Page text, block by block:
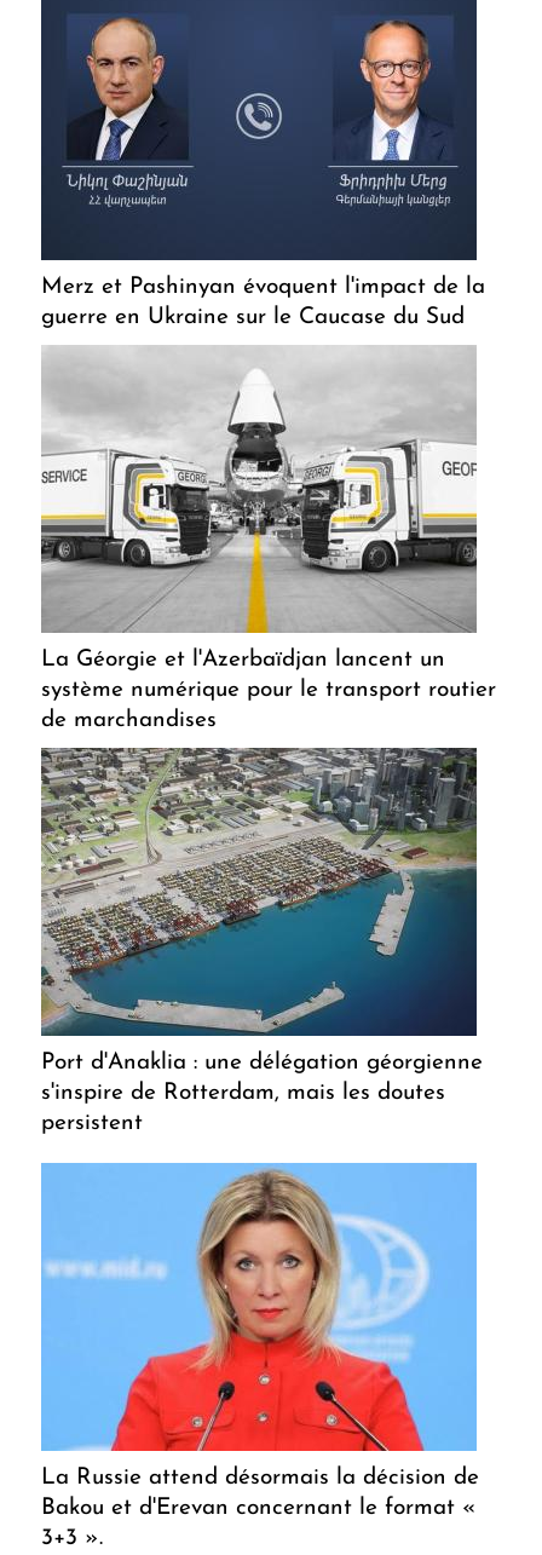
Merz et Pashinyan évoquent l'impact de la
guerre en Ukraine sur le Caucase du Sud
La Géorgie et l'Azerbaïdjan lancent un
système numérique pour le transport routier
de marchandises
Port d'Anaklia : une délégation géorgienne
s'inspire de Rotterdam, mais les doutes
persistent
La Russie attend désormais la décision de
Bakou et d'Erevan concernant le format «
3+3 ».